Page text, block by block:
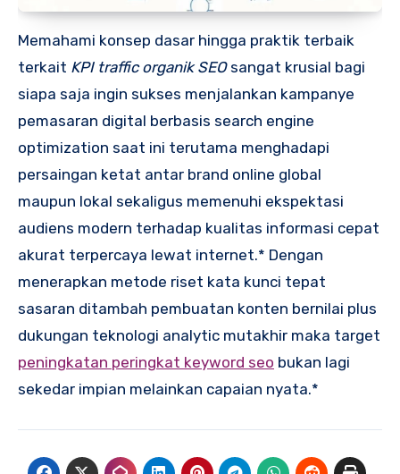
Memahami konsep dasar hingga praktik terbaik
terkait KPI traffic organik SEOsangat krusial bagi
siapa saja ingin sukses menjalankan kampanye
pemasaran digital berbasis search engine
optimization saat ini terutama menghadapi
persaingan ketat antar brand online global
maupun lokal sekaligus memenuhi ekspektasi
audiens modern terhadap kualitas informasi cepat
akurat terpercaya lewat internet.* Dengan
menerapkan metode riset kata kunci tepat
sasaran ditambah pembuatan konten bernilai plus
dukungan teknologi analytic mutakhir maka target
peningkatan peringkat keyword seo bukan lagi
sekedar impian melainkan capaian nyata.*